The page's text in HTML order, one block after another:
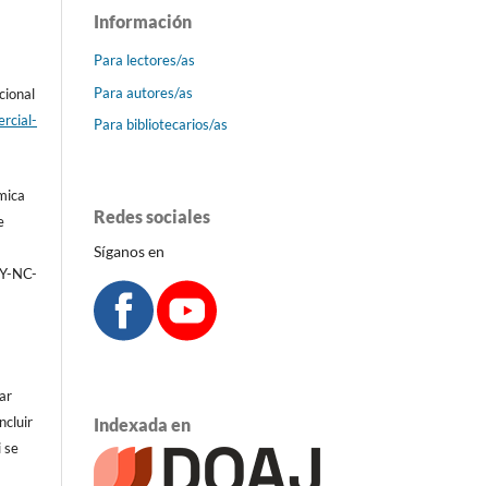
NC-
se
Información
Para lectores/as
Para autores/as
Para bibliotecarios/as
Redes sociales
Síganos en
Indexada en